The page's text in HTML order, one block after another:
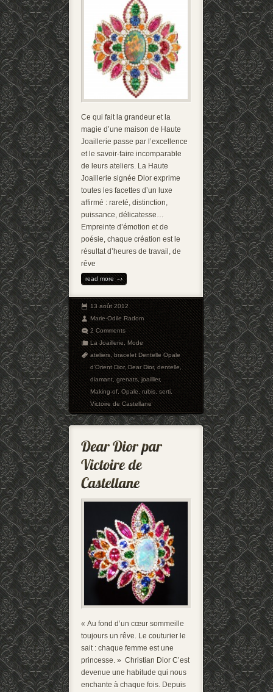
Ce qui fait la grandeur et la
magie d’une maison de Haute
Joaillerie passe par l’excellence
et le savoir-faire incomparable
de leurs ateliers. La Haute
Joaillerie signée Dior exprime
toutes les facettes d’un luxe
affirmé : rareté, distinction,
puissance, délicatesse…
Empreinte d’émotion et de
poésie, chaque création est le
résultat d’heures de travail, de
rêve
read more
13 août 2012
Marie-Odile Radom
2 Comments
La Joaillerie,Mode
ateliers,bracelet Dentelle Opale
d’Orient Dior,Dear Dior,dentelle,
diamant,grenats,joaillier,
Making-of,Opale,rubis,serti,
Victoire de Castellane
« Au fond d’un cœur sommeille
toujours un rêve. Le couturier le
sait : chaque femme est une
princesse. » Christian Dior C’est
devenue une habitude qui nous
enchante à chaque fois. Depuis